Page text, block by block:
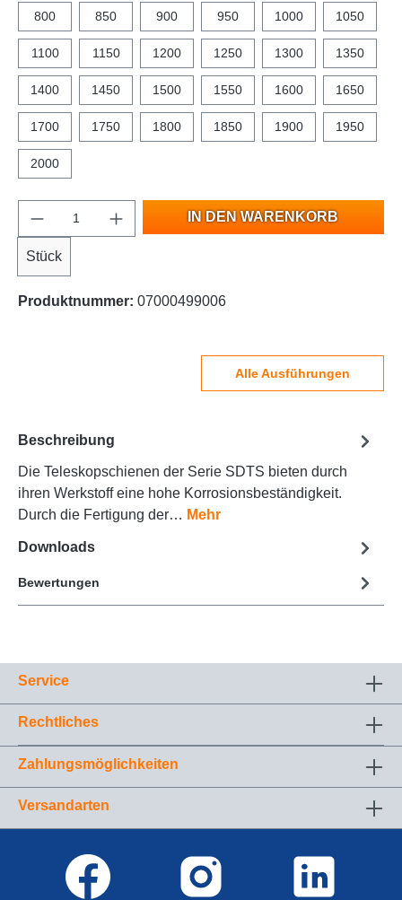
800 850 900 950 1000 1050
1100 1150 1200 1250 1300 1350
1400 1450 1500 1550 1600 1650
1700 1750 1800 1850 1900 1950
2000
Stück
IN DEN WARENKORB
Produktnummer: 07000499006
Alle Ausführungen
Beschreibung
Die Teleskopschienen der Serie SDTS bieten durch
ihren Werkstoff eine hohe Korrosionsbeständigkeit.
Durch die Fertigung der… Mehr
Downloads
Bewertungen
Service
Rechtliches
Zahlungsmöglichkeiten
Versandarten